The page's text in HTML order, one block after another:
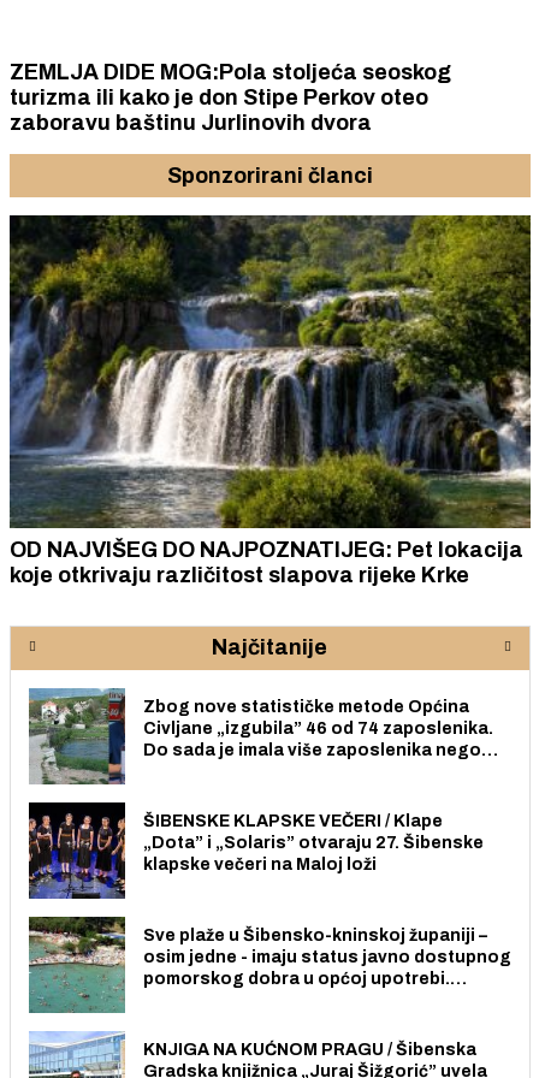
ZEMLJA DIDE MOG:Pola stoljeća seoskog
turizma ili kako je don Stipe Perkov oteo
zaboravu baštinu Jurlinovih dvora
Sponzorirani članci
OD NAJVIŠEG DO NAJPOZNATIJEG: Pet lokacija
koje otkrivaju različitost slapova rijeke Krke
Najčitanije
Zbog nove statističke metode Općina
Civljane „izgubila” 46 od 74 zaposlenika.
Do sada je imala više zaposlenika nego
ŠIBENSKE KLAPSKE VEČERI / Klape
„Dota” i „Solaris” otvaraju 27. Šibenske
klapske večeri na Maloj loži
Sve plaže u Šibensko-kninskoj županiji –
osim jedne - imaju status javno dostupnog
pomorskog dobra u općoj upotrebi.
KNJIGA NA KUĆNOM PRAGU / Šibenska
Gradska knjižnica „Juraj Šižgorić” uvela